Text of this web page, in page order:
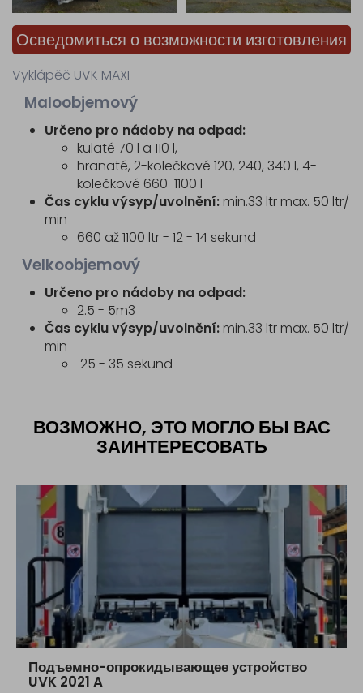
Детали
для
электрической
проводки
Детали
для
гидравлических
элементов
Прочее
Шиномонтажная
мастерская
Сервисное
обслуживание
Продажа
Кoнтaкт
Осведомиться о возможности изготовления
Vyklápěč UVK MAXI
Maloobjemový
Určeno pro nádoby na odpad:
kulaté 70 l a 110 l,
hranaté, 2-kolečkové 120, 240, 340 l, 4-
kolečkové 660-1100 l
Čas cyklu výsyp/uvolnění: min.33 ltr max. 50 ltr/
min
660 až 1100 ltr - 12 - 14 sekund
Velkoobjemový
Určeno pro nádoby na odpad:
2.5 - 5m3
Čas cyklu výsyp/uvolnění: min.33 ltr max. 50 ltr/
min
25 - 35 sekund
ВОЗМОЖНО, ЭТО МОГЛО БЫ ВАС
ЗАИНТЕРЕСОВАТЬ
Подъемно-опрокидывающее устройство
UVK 2021 A